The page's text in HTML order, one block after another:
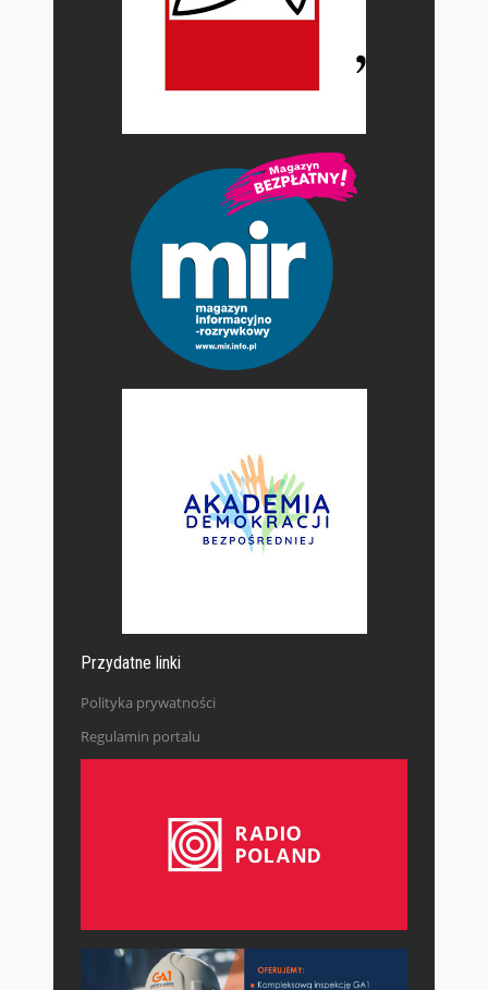
Przydatne linki
Polityka prywatności
Regulamin portalu